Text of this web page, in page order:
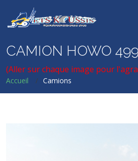
CAMION HOWO
(Aller sur chaque image pour
Accueil Camions